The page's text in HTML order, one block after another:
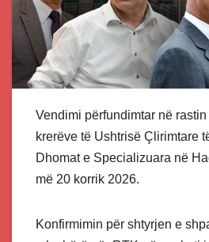
Vendimi përfundimtar në
krerëve të Ushtrisë Çlirimtare
Dhomat e Specializuara në
më 20 korrik 2026.
Konfirmimin për shtyrjen e